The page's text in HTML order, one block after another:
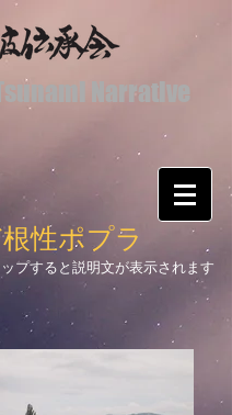
Narrative
性ポプラ
プすると説明文が表示されます